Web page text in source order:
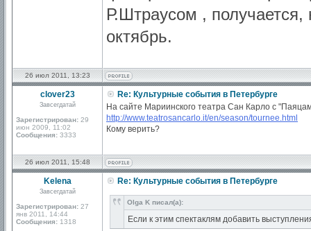
Р.Штраусом ,
октябрь.
26 июл 2011, 13:23
clover23
Завсегдатай
Зарегистрирован: 29
июн 2009, 11:02
Сообщения: 3333
Re: Культурные события в Петербурге
На сайте Мариинского театра Сан Карло с
http://www.teatrosancarlo.it/en/season/tournee.html
Кому верить?
26 июл 2011, 15:48
Kelena
Завсегдатай
Зарегистрирован: 27
янв 2011, 14:44
Сообщения: 1318
Re: Культурные события в Петербурге
Olga K писал(а):
Если к этим спектаклям добавить